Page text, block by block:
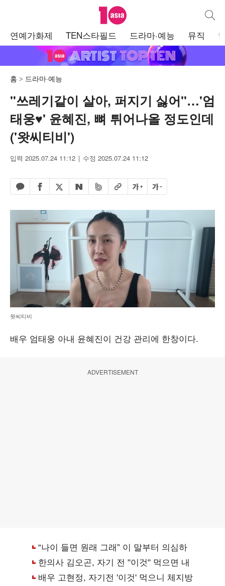
텐아시아 통합
연예가화제 TEN스타필드 드라마·예능 뮤직
홈 드라마·예능
"쓰레기같이 살아, 퍼지기 싫어"…'엄
태웅♥' 윤혜진, 뼈 튀어나올 정도인데
('왓씨티비')
입력 2025.07.24 11:12 수정 2025.07.24 11:12
카카오톡 공유하기
페이스북 공유하기
엑스 공유하기
네이버 공유하기
밴드 공유하기
URL복사글자 크게글자 작게
왓씨티비
배우 엄태웅 아내 윤혜진이 건강 관리에 한창이다.
ADVERTISEMENT